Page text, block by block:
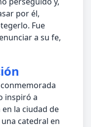
por él,
Fue
a su fe,
inspiró a
la ciudad de
catedral en